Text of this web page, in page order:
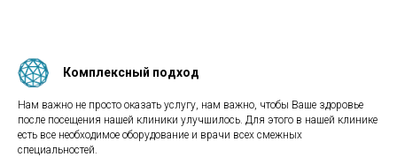
Комплексный подход
Нам важно не просто оказать услугу, нам важно, чтобы Ваше здоровье
после посещения нашей клиники улучшилось. Для этого в нашей клинике
есть все необходимое оборудование и врачи всех смежных
специальностей.